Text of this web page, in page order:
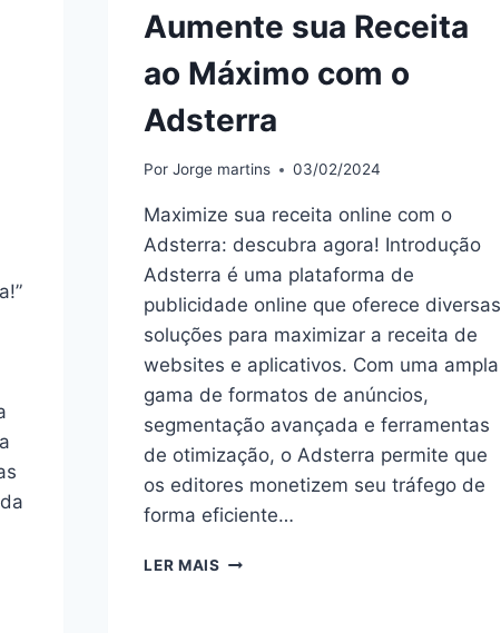
Aumente sua Receita
ao Máximo com o
Adsterra
Por Jorge martins 03/02/2024
Maximize sua receita online com o
Adsterra: descubra agora! Introdução
Adsterra é uma plataforma de
publicidade online que oferece diversas
soluções para maximizar a receita de
websites e aplicativos. Com uma ampla
gama de formatos de anúncios,
segmentação avançada e ferramentas
de otimização, o Adsterra permite que
os editores monetizem seu tráfego de
forma eficiente…
LER MAIS MONETIZAÇÃO